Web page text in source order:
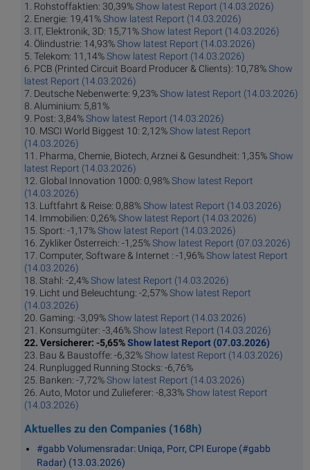
1. Rohstoffaktien: 30,39%Show latest Report (14.03.2026)
2. Energie: 19,41%Show latest Report (14.03.2026)
3. IT, Elektronik, 3D: 15,71%Show latest Report (14.03.2026)
4. Ölindustrie: 14,93%Show latest Report (14.03.2026)
5. Telekom: 11,14%Show latest Report (14.03.2026)
6. PCB (Printed Circuit Board Producer & Clients): 10,78%Show
latest Report (14.03.2026)
7. Deutsche Nebenwerte: 9,23%Show latest Report (14.03.2026)
8. Aluminium: 5,81%
9. Post: 3,84%Show latest Report (14.03.2026)
10. MSCI World Biggest 10: 2,12%Show latest Report
(14.03.2026)
11. Pharma, Chemie, Biotech, Arznei & Gesundheit: 1,35%Show
latest Report (14.03.2026)
12. Global Innovation 1000: 0,98%Show latest Report
(14.03.2026)
13. Luftfahrt & Reise: 0,88%Show latest Report (14.03.2026)
14. Immobilien: 0,26%Show latest Report (14.03.2026)
15. Sport: -1,17%Show latest Report (14.03.2026)
16. Zykliker Österreich: -1,25%Show latest Report (07.03.2026)
17. Computer, Software & Internet : -1,96%Show latest Report
(14.03.2026)
18. Stahl: -2,4%Show latest Report (14.03.2026)
19. Licht und Beleuchtung: -2,57%Show latest Report
(14.03.2026)
20. Gaming: -3,09%Show latest Report (14.03.2026)
21. Konsumgüter: -3,46%Show latest Report (14.03.2026)
22. Versicherer: -5,65%Show latest Report (07.03.2026)
23. Bau & Baustoffe: -6,32%Show latest Report (14.03.2026)
24. Runplugged Running Stocks: -6,76%
25. Banken: -7,72%Show latest Report (14.03.2026)
26. Auto, Motor und Zulieferer: -8,33%Show latest Report
(14.03.2026)
Aktuelles zu den Companies (168h)
#gabb Volumensradar: Uniqa, Porr, CPI Europe (#gabb
Radar) (13.03.2026)